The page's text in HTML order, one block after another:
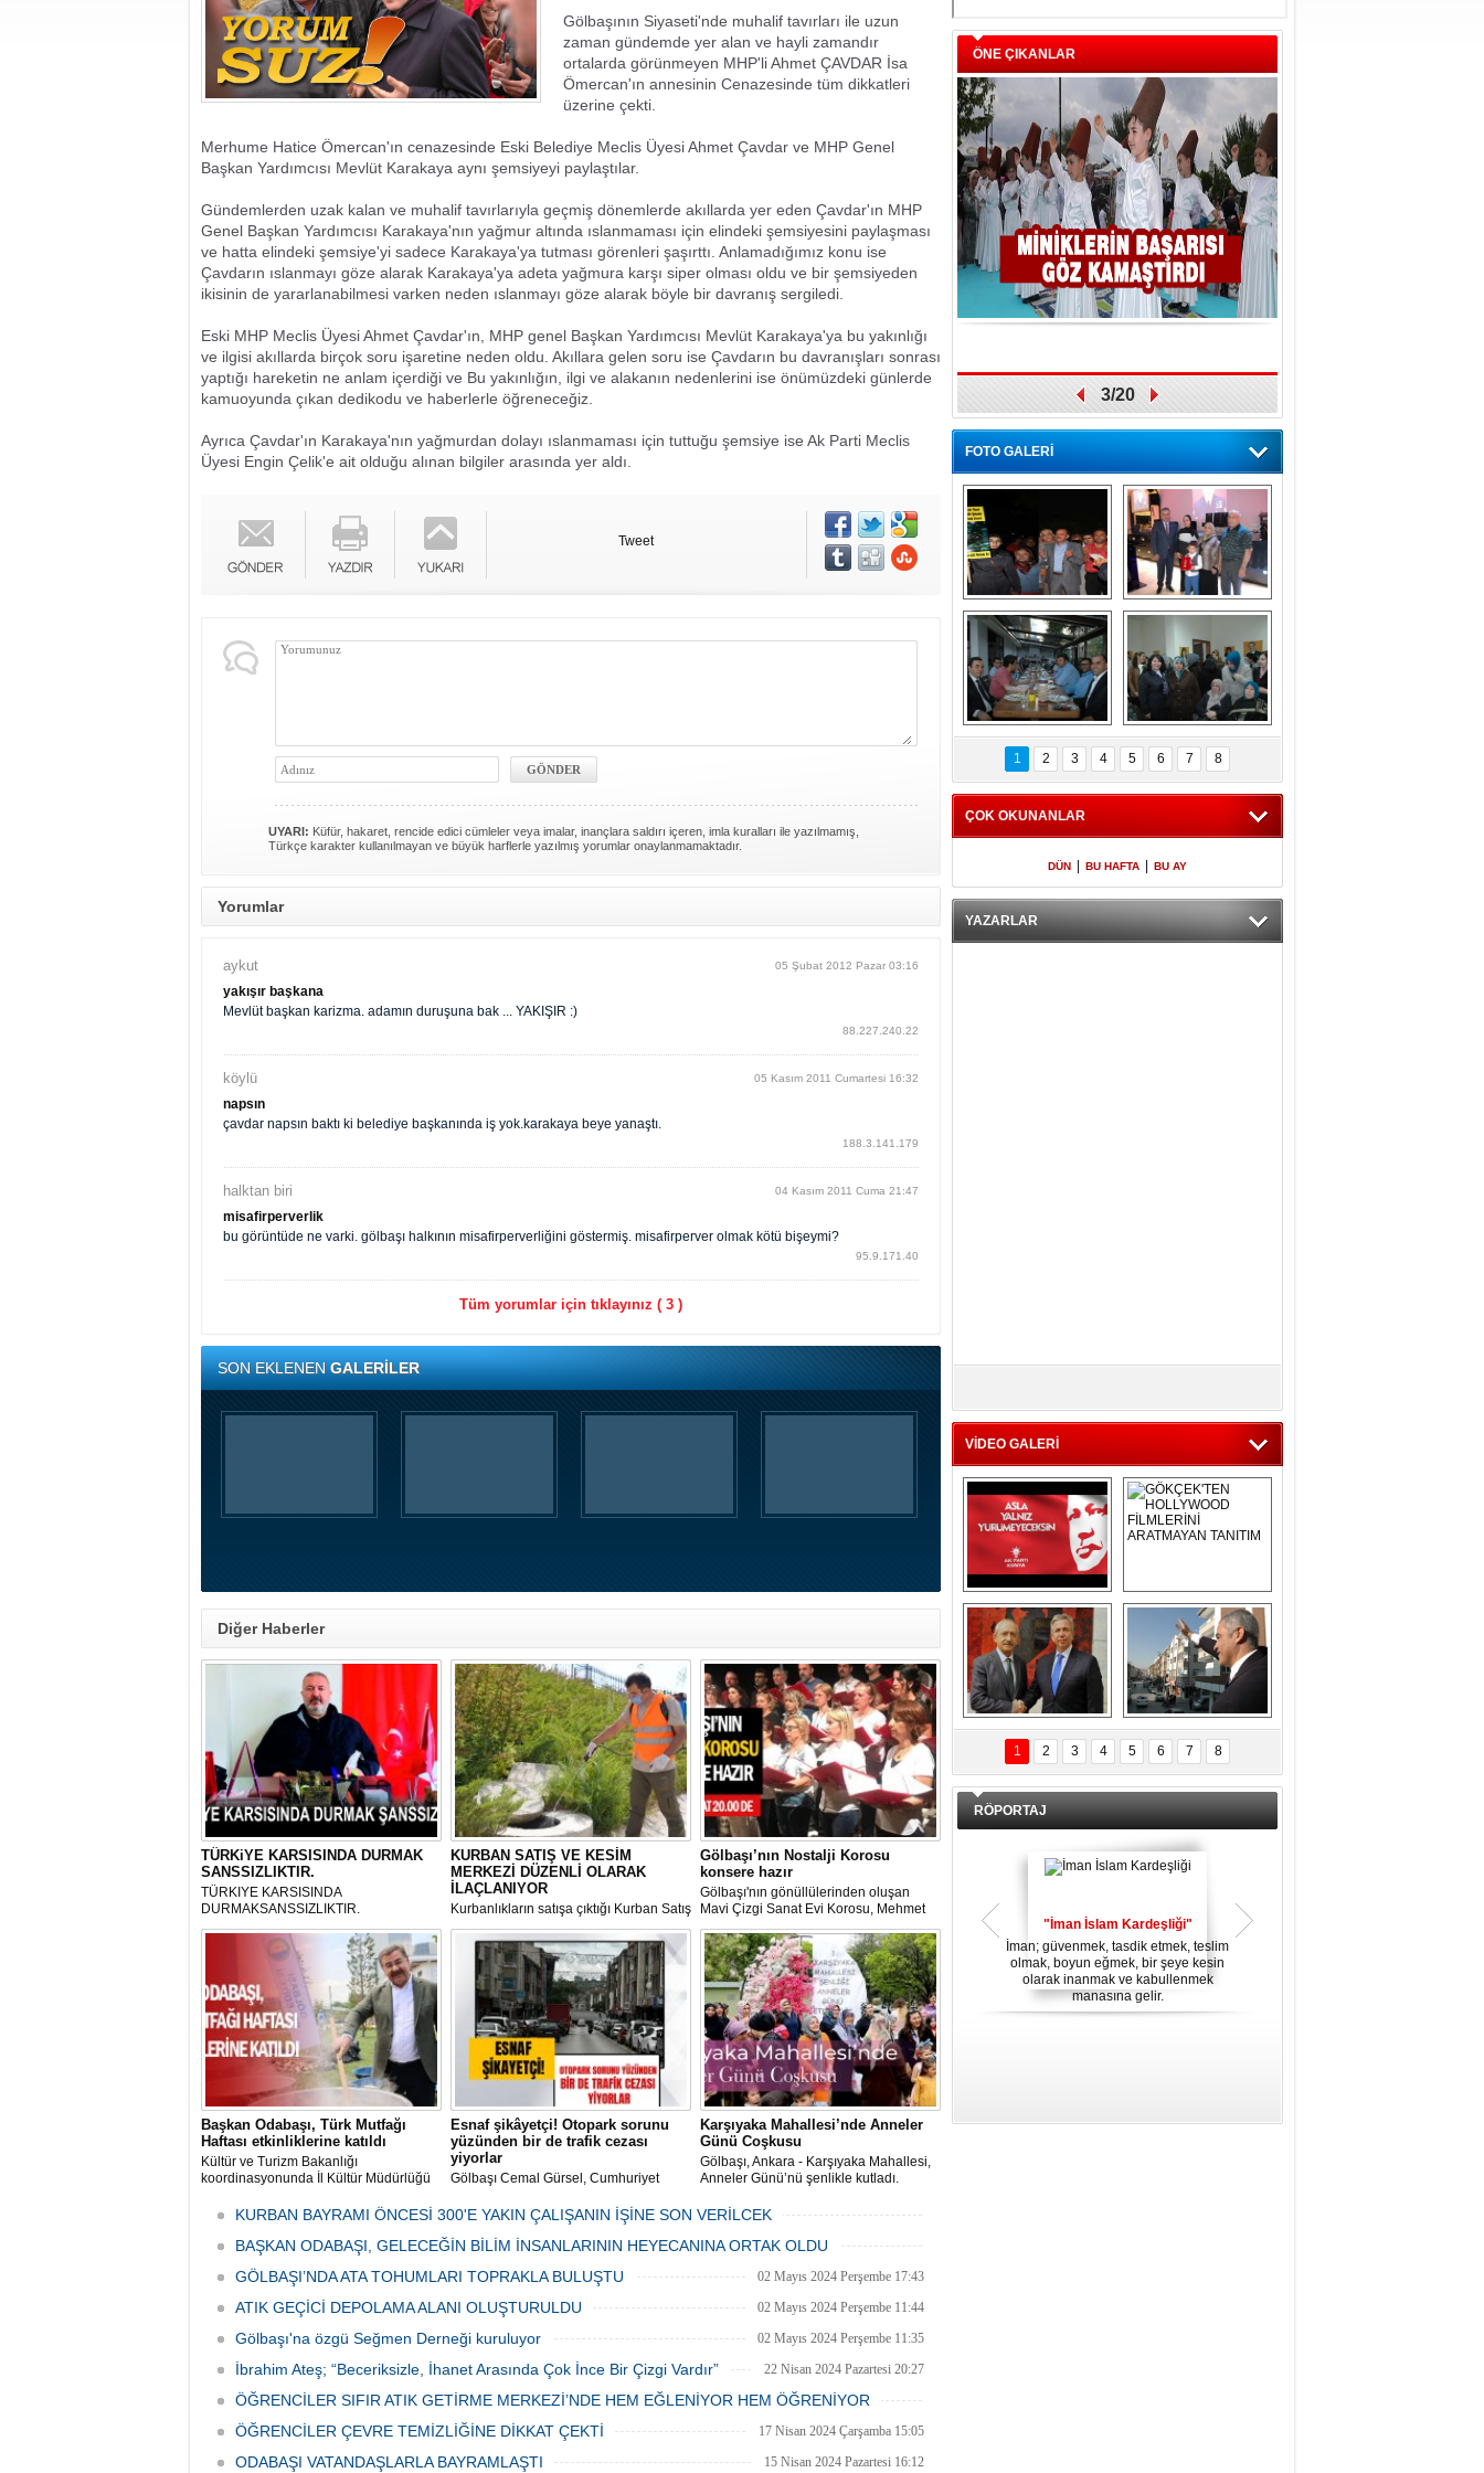
Gölbaşının Siyaseti'nde muhalif tavırları ile uzun
zaman gündemde yer alan ve hayli zamandır
ortalarda görünmeyen MHP'li Ahmet ÇAVDAR İsa
Ömercan'ın annesinin Cenazesinde tüm dikkatleri
üzerine çekti.
Merhume Hatice Ömercan'ın cenazesinde Eski Belediye Meclis Üyesi Ahmet Çavdar ve MHP Genel
Başkan Yardımcısı Mevlüt Karakaya aynı şemsiyeyi paylaştılar.
Gündemlerden uzak kalan ve muhalif tavırlarıyla geçmiş dönemlerde akıllarda yer eden Çavdar'ın MHP
Genel Başkan Yardımcısı Karakaya'nın yağmur altında ıslanmaması için elindeki şemsiyesini paylaşması
ve hatta elindeki şemsiye'yi sadece Karakaya'ya tutması görenleri şaşırttı. Anlamadığımız konu ise
Çavdarın ıslanmayı göze alarak Karakaya'ya adeta yağmura karşı siper olması oldu ve bir şemsiyeden
ikisinin de yararlanabilmesi varken neden ıslanmayı göze alarak böyle bir davranış sergiledi.
Eski MHP Meclis Üyesi Ahmet Çavdar'ın, MHP genel Başkan Yardımcısı Mevlüt Karakaya'ya bu yakınlığı
ve ilgisi akıllarda birçok soru işaretine neden oldu. Akıllara gelen soru ise Çavdarın bu davranışları sonrası
yaptığı hareketin ne anlam içerdiği ve Bu yakınlığın, ilgi ve alakanın nedenlerini ise önümüzdeki günlerde
kamuoyunda çıkan dedikodu ve haberlerle öğreneceğiz.
Ayrıca Çavdar'ın Karakaya'nın yağmurdan dolayı ıslanmaması için tuttuğu şemsiye ise Ak Parti Meclis
Üyesi Engin Çelik'e ait olduğu alınan bilgiler arasında yer aldı.
Tweet
UYARI: Küfür, hakaret, rencide edici cümleler veya imalar, inançlara saldırı içeren, imla kuralları ile yazılmamış,
Türkçe karakter kullanılmayan ve büyük harflerle yazılmış yorumlar onaylanmamaktadır.
Yorumlar
aykut 05 Şubat 2012 Pazar 03:16
yakışır başkana
Mevlüt başkan karizma. adamın duruşuna bak ... YAKIŞIR :)
88.227.240.22
köylü 05 Kasım 2011 Cumartesi 16:32
napsın
çavdar napsın baktı ki belediye başkanında iş yok.karakaya beye yanaştı.
188.3.141.179
halktan biri 04 Kasım 2011 Cuma 21:47
misafirperverlik
bu görüntüde ne varki. gölbaşı halkının misafirperverliğini göstermiş. misafirperver olmak kötü bişeymi?
95.9.171.40
Tüm yorumlar için tıklayınız ( 3 )
SON EKLENENGALERİLER
Diğer Haberler
TÜRKiYE KARSISINDA DURMAK
SANSSIZLIKTIR.
TÜRKIYE KARSISINDA
DURMAKSANSSIZLIKTIR.
KURBAN SATIŞ VE KESİM
MERKEZİ DÜZENLİ OLARAK
İLAÇLANIYOR
Kurbanlıkların satışa çıktığı Kurban Satış
ve Kesim Merkezi, haşere ve
mikropların önüne geçilmesi amacıyla
her gün Gölbaşı Belediyesi ekipleri
tarafından düzenli olarak ilaçlanıyor.
Gölbaşı’nın Nostalji Korosu
konsere hazır
Gölbaşı'nın gönüllülerinden oluşan
Mavi Çizgi Sanat Evi Korosu, Mehmet
Akif Ersoy Kültür Merkezi’nde vereceği
konsere hızır.
Başkan Odabaşı, Türk Mutfağı
Haftası etkinliklerine katıldı
Kültür ve Turizm Bakanlığı
koordinasyonunda İl Kültür Müdürlüğü
Haftası" etkinlikleri Ankara'da devam
Esnaf şikâyetçi! Otopark sorunu
yüzünden bir de trafik cezası
yiyorlar
Gölbaşı Cemal Gürsel, Cumhuriyet
bulunan esnaf ve alışverişe gelen
vatandaşlar park cezaları yüzünden
canından bezdi.
Karşıyaka Mahallesi’nde Anneler
Günü Coşkusu
Gölbaşı, Ankara - Karşıyaka Mahallesi,
Anneler Günü’nü şenlikle kutladı.
öncülüğünde düzenlenen 1. Karşıyaka
KURBAN BAYRAMI ÖNCESİ 300'E YAKIN ÇALIŞANIN İŞİNE SON VERİLCEK
06 Mayıs 2024 Pazartesi 15:47
BAŞKAN ODABAŞI, GELECEĞİN BİLİM İNSANLARININ HEYECANINA ORTAK OLDU
06 Mayıs 2024 Pazartesi 15:31
GÖLBAŞI’NDA ATA TOHUMLARI TOPRAKLA BULUŞTU 02 Mayıs 2024 Perşembe 17:43
ATIK GEÇİCİ DEPOLAMA ALANI OLUŞTURULDU 02 Mayıs 2024 Perşembe 11:44
Gölbaşı'na özgü Seğmen Derneği kuruluyor 02 Mayıs 2024 Perşembe 11:35
İbrahim Ateş; “Beceriksizle, İhanet Arasında Çok İnce Bir Çizgi Vardır” 22 Nisan 2024 Pazartesi 20:27
ÖĞRENCİLER SIFIR ATIK GETİRME MERKEZİ’NDE HEM EĞLENİYOR HEM ÖĞRENİYOR
20 Nisan 2024 Cumartesi 15:26
ÖĞRENCİLER ÇEVRE TEMİZLİĞİNE DİKKAT ÇEKTİ 17 Nisan 2024 Çarşamba 15:05
ODABAŞI VATANDAŞLARLA BAYRAMLAŞTI 15 Nisan 2024 Pazartesi 16:12
ÖNE ÇIKANLAR
3/20
FOTO GALERİ
Gölbaşı GAZZE
İÇİN YÜRÜDÜ
Kaymakamlıktan
iftar yemeği
Kaymakamlıktan
iftar yemeği
NERGÜL
YILDIRIM SEÇİM
BÜROSUNU AÇTI
1 2 3 4 5 6 7 8
ÇOK OKUNANLAR
DÜN BU HAFTA BU AY
YAZARLAR
VİDEO GALERİ
Asla Yalnız
Yürümeyeceksin
Uzun Adam
GÖKÇEK'TEN
HOLLYWOOD
FİLMLERİNİ
ARATMAYAN
TANITIM
DAL İÇERİ ZÜBÜK!
ERCAN ŞİMŞEK
GÖLBAŞI'NDA
KASIRGA ETKİSİ
YARATTI !
1 2 3 4 5 6 7 8
RÖPORTAJ
Koltuk öncesi yaşamlar 1
60'lı yıllarda Konya'dan Gölbaşı'na
yerleşen Şimşek ailesinin bir bireyi
olan, tam bir çevre ve doğa aşığı olan
Ercan Şimşek, bugün CHP İlçe
Başkanlığı yaptığı Gölbaşı'nda yaşam
hikayesiyle herkese örnek oluyor.
Teşrik tekbiri nedir? Ne anlama gelir?
Kurban Bayramının arefe günü sabah
namazından itibaren bayramın
dördüncü gününün ikindi namazına
kadar, yirmiüç farz namazının
arkasından birer defa teşrik tekbiri
getirmeyi unutmayın.
"İman İslam Kardeşliği"
İman; güvenmek, tasdik etmek, teslim
olmak, boyun eğmek, bir şeye kesin
olarak inanmak ve kabullenmek
manasına gelir.